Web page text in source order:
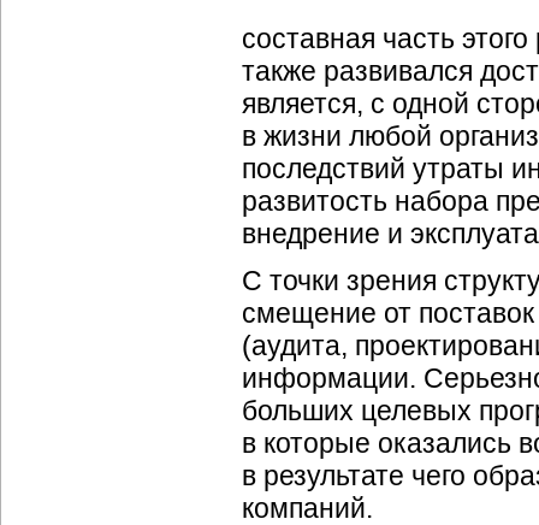
составная часть
также развивался
является, с одной
в жизни любой
последствий утраты
развитость набора
внедрение и
С точки зрения
смещение от
(аудита,
информации.
больших целевых
в которые оказались
в результате чего
компаний.